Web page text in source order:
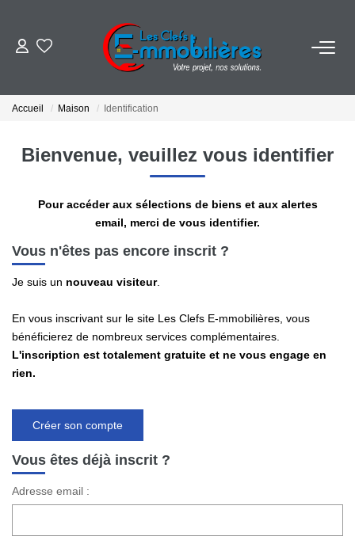
VENDRE
EMPLOI
Nos Actualités
Accueil Maison Identification
Bienvenue, veuillez vous identifier
Pour accéder aux sélections de biens et aux alertes
email, merci de vous identifier.
Vous n'êtes pas encore inscrit ?
Je suis un nouveau visiteur.
En vous inscrivant sur le site Les Clefs E-mmobilières, vous
bénéficierez de nombreux services complémentaires.
L'inscription est totalement gratuite et ne vous engage en
rien.
Créer son compte
Vous êtes déjà inscrit ?
Adresse email :